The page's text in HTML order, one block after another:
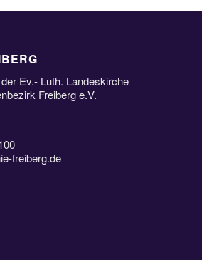
Ev.- Luth. Landeskirche
Freiberg e.V.
freiberg.de